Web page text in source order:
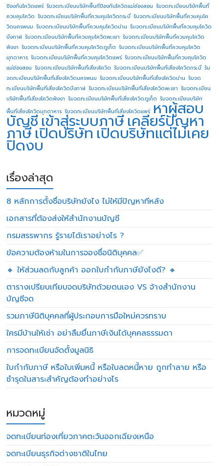
ป้องกันโควิดแพร่ รับจดทะเบียนบริษัทพื้นทีป้องกันโควิดแม่ฮ่องสอน รับจดทะเบียนบริษัทพื้นที่
ควบคุมโควิด รับจดทะเบียนบริษัทพื้นที่ควบคุมโควิดกระบี่ รับจดทะเบียนบริษัทพื้นที่ควบคุมโค
วิดนครพนม รับจดทะเบียนบริษัทพื้นที่ควบคุมโควิดน่าน รับจดทะเบียนบริษัทพื้นที่ควบคุมโควิด
บึงกาฬ รับจดทะเบียนบริษัทพื้นที่ควบคุมโควิดพะเยา รับจดทะเบียนบริษัทพื้นที่ควบคุมโควิด
พังงา รับจดทะเบียนบริษัทพื้นที่ควบคุมโควิดภูเก็ต รับจดทะเบียนบริษัทพื้นที่ควบคุมโควิด
มุกดาหาร รับจดทะเบียนบริษัทพื้นที่ควบคุมโควิดแพร่ รับจดทะเบียนบริษัทพื้นที่ควบคุมโควิด
แม่ฮ่องสอน รับจดทะเบียนบริษัทพื้นที่เสี่ยงโควิด รับจดทะเบียนบริษัทพื้นที่เสี่ยงโควิดกระบี่ รับ
จดทะเบียนบริษัทพื้นที่เสี่ยงโควิดนครพนม รับจดทะเบียนบริษัทพื้นที่เสี่ยงโควิดน่าน รับจด
ทะเบียนบริษัทพื้นที่เสี่ยงโควิดบึงกาฬ รับจดทะเบียนบริษัทพื้นที่เสี่ยงโควิดพะเยา รับจดทะเบียน
บริษัทพื้นที่เสี่ยงโควิดพังงา รับจดทะเบียนบริษัทพื้นที่เสี่ยงโควิดภูเก็ต รับจดทะเบียนบริษัท
พื้นที่เสี่ยงโควิดมุกดาหาร รับจดทะเบียนบริษัทพื้นที่เสี่ยงโควิดแพร่ หาผู้สอบ
บัญชี เข้าสู่ระบบภาษี เคลียร์ปัญหา
ภาษีเปิดบริษัทเปิดบริษัทแต่ไม่เคย
ปิดงบ
เรื่องล่าสุด
8 หลักการตั้งชื่อบริษัทยังไง ไม่ให้มีปัญหาทีหลัง
เอกสารที่ต้องส่งให้สำนักงานบัญชี
กรมสรรพากร รู้รายได้เราอย่างไร ?
ข้อความต้องห้ามในการจองชื่อนิติบุคคล✅
🔸 ให้ส่วนลดกับลูกค้า ออกใบกำกับภาษียังไงดี? 🔸
ตารางเปรียบเทียบจดบริษัทด้วยตนเอง VS จ้างสำนักงาน
บัญชีจด
รวมภาษีนิติบุคคลที่ผู้ประกอบการมือใหม่ควรทราบ
ใครมีบ้านให้เช่า อย่าลืมยื่นภาษีเงินได้บุคคลธรรมดา
การจดทะเบียนจัดตั้งมูลนิธิ
ใบกำกับภาษี หรือใบเพิ่มหนี้ หรือใบลดหนี้หาย ถูกทำลาย หรือ
ชำรุดในสาระสำคัญต้องทำอย่างไร
หมวดหมู่
จดทะเบียนท่องเที่ยวภาคตะวันออกเฉียงเหนือ
จดทะเบียนธุรกิจต่างชาติในไทย